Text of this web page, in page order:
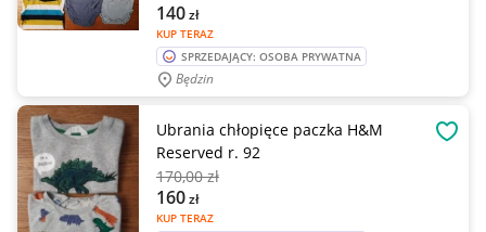
KUP TERAZ
140zł
SPRZEDAJĄCY: OSOBA PRYWATNA
Będzin
Ubrania chłopięce paczka H&M
Reserved r. 92
170,00 zł
KUP TERAZ
160zł